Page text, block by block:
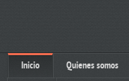
Inicio Quienes somos